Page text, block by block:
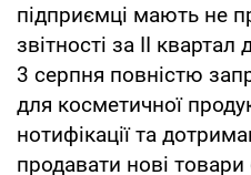
підприємці мають не
звітності за II
3 серпня повністю
для косметичної
нотифікації та
продавати нові